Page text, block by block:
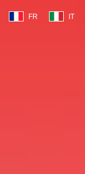
Select your language